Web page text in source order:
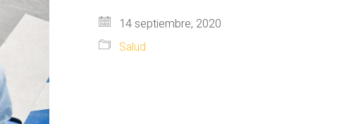
14 septiembre, 2020
Salud